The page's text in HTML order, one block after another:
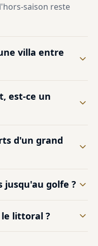
saison reste
villa entre
est-ce un
d'un grand
jusqu'au golfe ?
littoral ?